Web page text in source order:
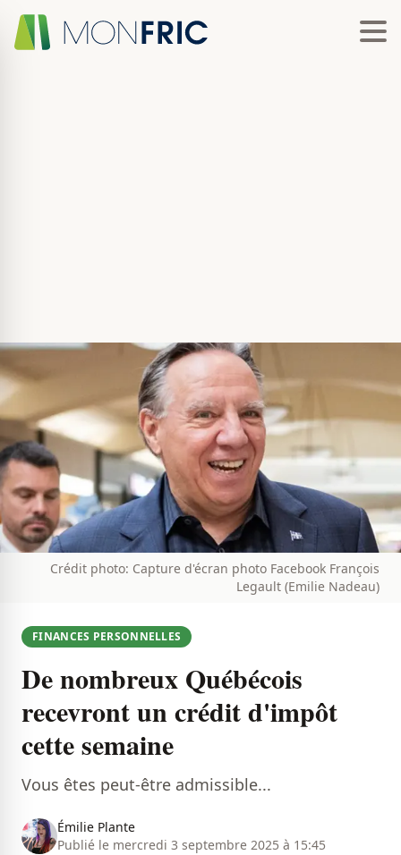
Crédit photo: Capture d'écran photo Facebook François
Legault (Emilie Nadeau)
FINANCES PERSONNELLES
De nombreux Québécois
recevront un crédit d'impôt
cette semaine
Vous êtes peut-être admissible...
Émilie Plante
Publié le mercredi 3 septembre 2025 à 15:45